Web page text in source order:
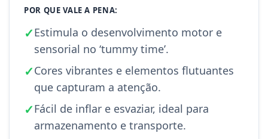
POR QUE VALE A PENA:
✓Estimula o desenvolvimento motor e
sensorial no ‘tummy time’.
✓Cores vibrantes e elementos flutuantes
que capturam a atenção.
✓Fácil de inflar e esvaziar, ideal para
armazenamento e transporte.